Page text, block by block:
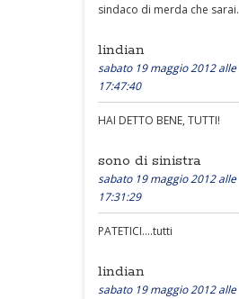
sindaco di merda che sarai.
lindian
sabato 19 maggio 2012 alle
17:47:40
HAI DETTO BENE, TUTTI!
sono di sinistra
sabato 19 maggio 2012 alle
17:31:29
PATETICI....tutti
lindian
sabato 19 maggio 2012 alle